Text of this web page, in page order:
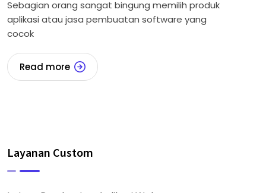
Sebagian orang sangat bingung memilih produk
aplikasi atau jasa pembuatan software yang
cocok
Read more
Layanan Custom